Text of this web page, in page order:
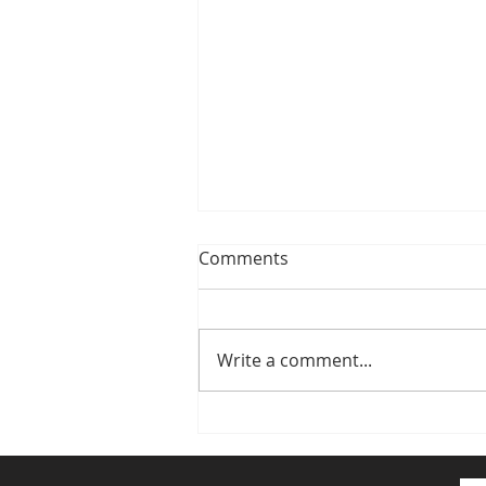
Cấu trúc thiết bị KNX
Comments
Write a comment...